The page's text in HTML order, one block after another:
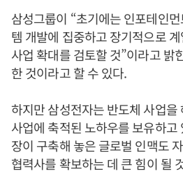
삼성그룹이 “초기에는 인포테인
템 개발에 집중하고 장기적으로
사업 확대를 검토할 것”이라고 밝
한 것이라고 할 수 있다.
하지만 삼성전자는 반도체 사업
사업에 축적된 노하우를 보유하고
장이 구축해 놓은 글로벌 인맥도
협력사를 확보하는 데 큰 힘이 될